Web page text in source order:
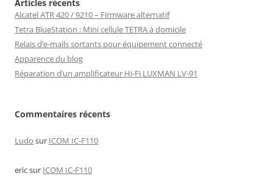
Articles récents
Alcatel ATR 420 / 9210 – Firmware alternatif
Tetra BlueStation : Mini cellule TETRA à domicile
Relais d’e-mails sortants pour équipement connecté
Apparence du blog
Réparation d’un amplificateur Hi-Fi LUXMAN LV-91
Commentaires récents
Ludo sur ICOM IC-F110
ericsur ICOM IC-F110